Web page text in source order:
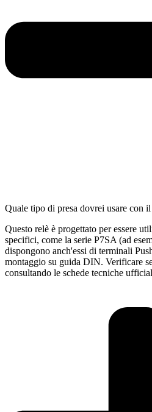
Quale tipo di presa dovrei usare con
Questo relè è progettato per essere
specifici, come la serie P7SA (ad
dispongono anch'essi di terminali
montaggio su guida DIN. Verificare
consultando le schede tecniche